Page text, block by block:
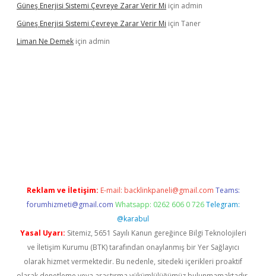
Güneş Enerjisi Sistemi Çevreye Zarar Verir Mi için admin
Güneş Enerjisi Sistemi Çevreye Zarar Verir Mi için Taner
Liman Ne Demek için admin
Reklam ve İletişim: E-mail: backlinkpaneli@gmail.com Teams:
forumhizmeti@gmail.com Whatsapp: 0262 606 0 726 Telegram:
@karabul
Yasal Uyarı: Sitemiz, 5651 Sayılı Kanun gereğince Bilgi Teknolojileri
ve İletişim Kurumu (BTK) tarafından onaylanmış bir Yer Sağlayıcı
olarak hizmet vermektedir. Bu nedenle, sitedeki içerikleri proaktif